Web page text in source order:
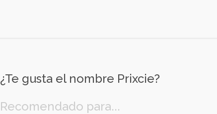
¿Te gusta el nombre Prixcie?
Recomendado para...